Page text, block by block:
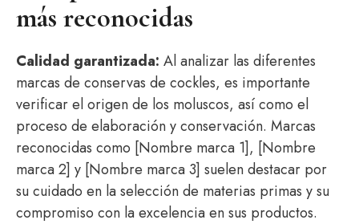
más reconocidas
Calidad garantizada: Al analizar las diferentes
marcas de conservas de cockles, es importante
verificar el origen de los moluscos, así como el
proceso de elaboración y conservación. Marcas
reconocidas como [Nombre marca 1], [Nombre
marca 2] y [Nombre marca 3] suelen destacar por
su cuidado en la selección de materias primas y su
compromiso con la excelencia en sus productos.